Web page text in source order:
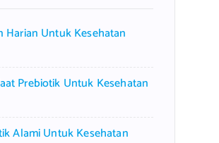
Harian Untuk Kesehatan
Prebiotik Untuk Kesehatan
Alami Untuk Kesehatan